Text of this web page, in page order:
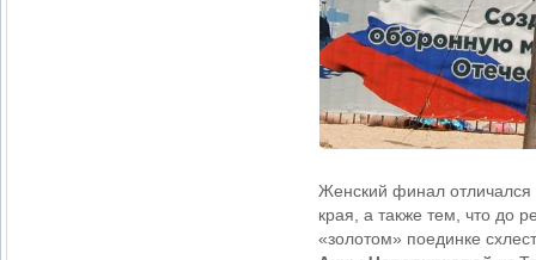
Женский финал отличался
края, а также тем, что до
«золотом» поединке